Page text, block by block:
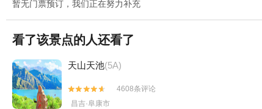
暂无门票预订，我们正在努力补充
看了该景点的人还看了
天山天池(5A)


4608条评论
昌吉·阜康市